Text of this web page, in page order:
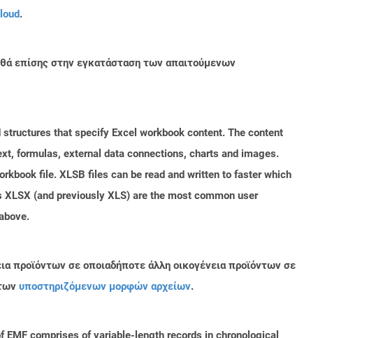
.
επίσης στην εγκατάσταση των απαιτούμενων
that specify Excel workbook content. The content
formulas, external data connections, charts and images.
file. XLSB files can be read and written to faster which
(and previously XLS) are the most common user
προϊόντων σε οποιαδήποτε άλλη οικογένεια προϊόντων σε
υποστηριζόμενων μορφών αρχείων.
comprises of variable-length records in chronological